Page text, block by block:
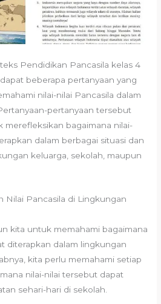
Pendidikan Pancasila kelas 4
beberapa pertanyaan yang
nilai-nilai Pancasila dalam
pertanyaan tersebut
merefleksikan bagaimana nilai-
dalam berbagai situasi dan
keluarga, sekolah, maupun
Nilai Pancasila di Lingkungan
kita untuk memahami bagaimana
diterapkan dalam lingkungan
kita perlu memahami setiap
nilai-nilai tersebut dapat
sehari-hari di sekolah.